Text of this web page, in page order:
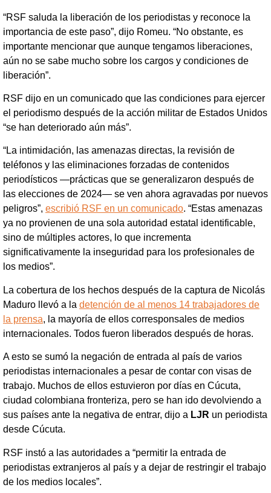
“RSF saluda la liberación de los periodistas y reconoce la
importancia de este paso”, dijo Romeu. “No obstante, es
importante mencionar que aunque tengamos liberaciones,
aún no se sabe mucho sobre los cargos y condiciones de
liberación”.
RSF dijo en un comunicado que las condiciones para ejercer
el periodismo después de la acción militar de Estados Unidos
“se han deteriorado aún más”.
“La intimidación, las amenazas directas, la revisión de
teléfonos y las eliminaciones forzadas de contenidos
periodísticos —prácticas que se generalizaron después de
las elecciones de 2024— se ven ahora agravadas por nuevos
peligros”, escribió RSF en un comunicado. “Estas amenazas
ya no provienen de una sola autoridad estatal identificable,
sino de múltiples actores, lo que incrementa
significativamente la inseguridad para los profesionales de
los medios”.
La cobertura de los hechos después de la captura de Nicolás
Maduro llevó a la detención de al menos 14 trabajadores de
la prensa, la mayoría de ellos corresponsales de medios
internacionales. Todos fueron liberados después de horas.
A esto se sumó la negación de entrada al país de varios
periodistas internacionales a pesar de contar con visas de
trabajo. Muchos de ellos estuvieron por días en Cúcuta,
ciudad colombiana fronteriza, pero se han ido devolviendo a
sus países ante la negativa de entrar, dijo a LJR un periodista
desde Cúcuta.
RSF instó a las autoridades a “permitir la entrada de
periodistas extranjeros al país y a dejar de restringir el trabajo
de los medios locales”.